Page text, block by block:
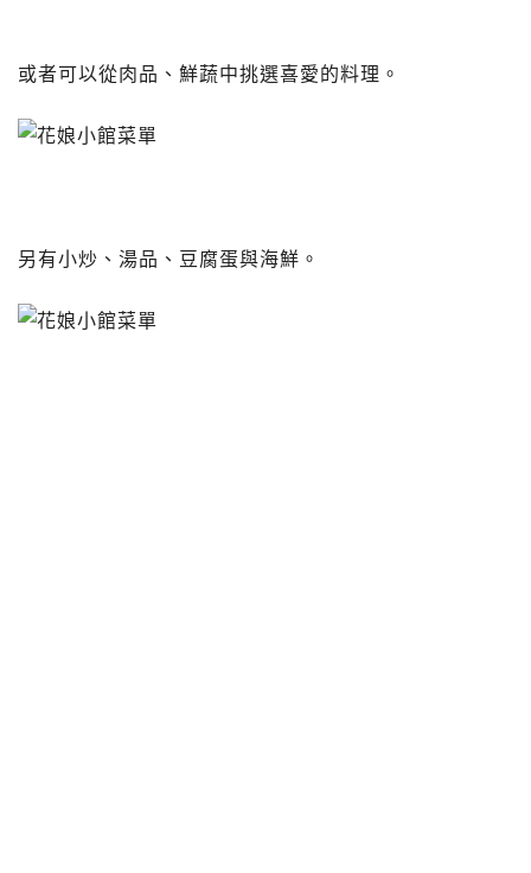
或者可以從肉品、鮮蔬中挑選喜愛的料理。
另有小炒、湯品、豆腐蛋與海鮮。